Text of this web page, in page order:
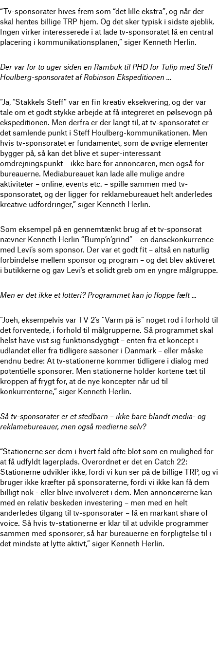
“Tv-sponsorater hives frem som “det lille ekstra”, og når der
skal hentes billige TRP hjem. Og det sker typisk i sidste øjeblik.
Ingen virker interesserede i at lade tv-sponsoratet få en central
placering i kommunikationsplanen,” siger Kenneth Herlin.
Der var for to uger siden en Rambuk til PHD for Tulip med Steff
Houlberg-sponsoratet af Robinson Ekspeditionen …
“Ja, “Stakkels Steff” var en fin kreativ eksekvering, og der var
tale om et godt stykke arbejde at få integreret en pølsevogn på
ekspeditionen. Men derfra er der langt til, at tv-sponsoratet er
det samlende punkt i Steff Houlberg-kommunikationen. Men
hvis tv-sponsoratet er fundamentet, som de øvrige elementer
bygger på, så kan det blive et super-interessant
omdrejningspunkt – ikke bare for annoncøren, men også for
bureauerne. Mediabureauet kan lade alle mulige andre
aktiviteter – online, events etc. – spille sammen med tv-
sponsoratet, og der ligger for reklamebureauet helt anderledes
kreative udfordringer,” siger Kenneth Herlin.
Som eksempel på en gennemtænkt brug af et tv-sponsorat
nævner Kenneth Herlin “Bump’n’grind” – en dansekonkurrence
med Levi’s som sponsor. Der var et godt fit – altså en naturlig
forbindelse mellem sponsor og program – og det blev aktiveret
i butikkerne og gav Levi’s et solidt greb om en yngre målgruppe.
Men er det ikke et lotteri? Programmet kan jo floppe fælt …
“Joeh, eksempelvis var TV 2’s “Varm på is” noget rod i forhold til
det forventede, i forhold til målgrupperne. Så programmet skal
helst have vist sig funktionsdygtigt – enten fra et koncept i
udlandet eller fra tidligere sæsoner i Danmark – eller måske
endnu bedre: At tv-stationerne kommer tidligere i dialog med
potentielle sponsorer. Men stationerne holder kortene tæt til
kroppen af frygt for, at de nye koncepter når ud til
konkurrenterne,” siger Kenneth Herlin.
Så tv-sponsorater er et stedbarn – ikke bare blandt media- og
reklamebureauer, men også medierne selv?
“Stationerne ser dem i hvert fald ofte blot som en mulighed for
at få udfyldt lagerplads. Overordnet er det en Catch 22:
Stationerne udvikler ikke, fordi vi kun ser på de billige TRP, og vi
bruger ikke kræfter på sponsoraterne, fordi vi ikke kan få dem
billigt nok ­- eller blive involveret i dem. Men annoncørerne kan
med en relativ beskeden investering – men med en helt
anderledes tilgang til tv-sponsorater – få en markant share of
voice. Så hvis tv-stationerne er klar til at udvikle programmer
sammen med sponsorer, så har bureauerne en forpligtelse til i
det mindste at lytte aktivt,” siger Kenneth Herlin.